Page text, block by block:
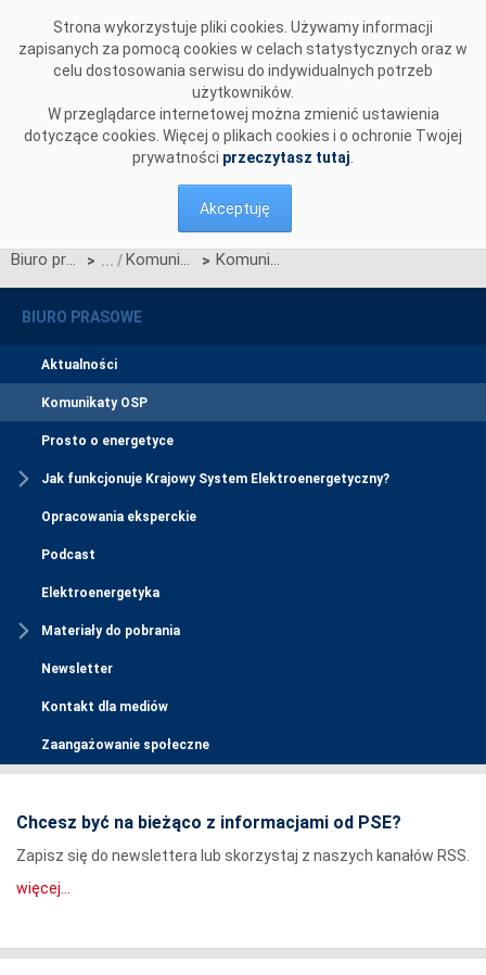
Strona wykorzystuje pliki cookies. Używamy informacji
zapisanych za pomocą cookies w celach statystycznych oraz w
celu dostosowania serwisu do indywidualnych potrzeb
użytkowników.
W przeglądarce internetowej można zmienić ustawienia
dotyczące cookies. Więcej o plikach cookies i o ochronie Twojej
prywatności przeczytasz tutaj
Akceptuję
Biuro prasowe > Komunikaty OSP > Komunikat dotyczący prawa do rekompensaty za redysponowanie nierynkowe instalacji fotowoltaicznych w dniach 2, 3, 4 i 5 października 2025
BIURO PRASOWE
Aktualności
Komunikaty OSP
Prosto o energetyce
Jak funkcjonuje Krajowy System Elektroenergetyczny?
Opracowania eksperckie
Podcast
Elektroenergetyka
Materiały do pobrania
Newsletter
Kontakt dla mediów
Zaangażowanie społeczne
Chcesz być na bieżąco z informacjami od PSE?
Zapisz się do newslettera lub skorzystaj z naszych kanałów RSS.
więcej...